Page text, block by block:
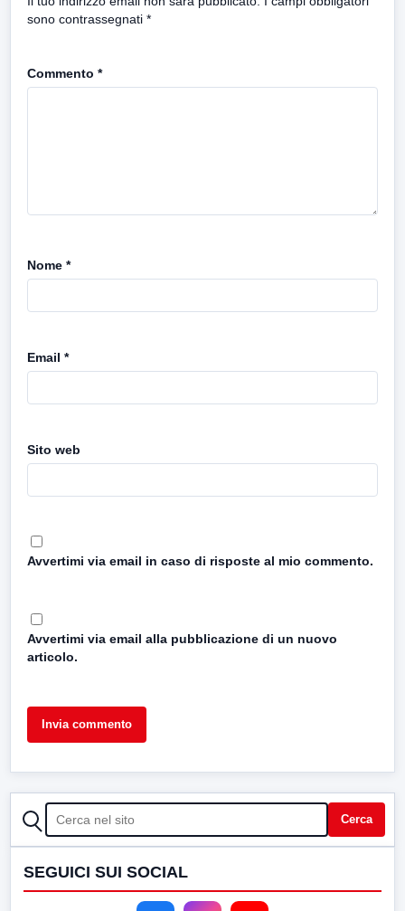
sono contrassegnati *
Commento *
Nome *
Email *
Sito web
Avvertimi via email in caso di risposte al mio commento.
Avvertimi via email alla pubblicazione di un nuovo
articolo.
CERCA Cerca
SEGUICI SUI SOCIAL